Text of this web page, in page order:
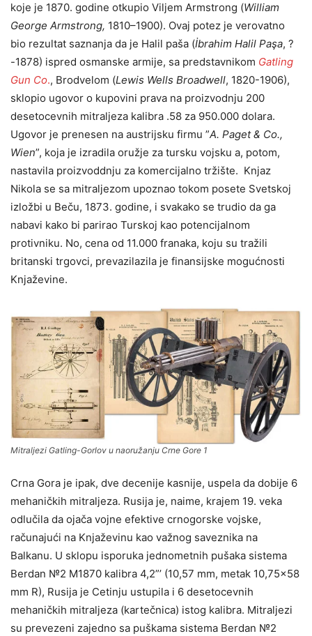
koje je 1870. godine otkupio Viljem Armstrong (William
George Armstrong, 1810–1900). Ovaj potez je verovatno
bio rezultat saznanja da je Halil paša (İbrahim Halil Paşa, ?
-1878) ispred osmanske armije, sa predstavnikom Gatling
Gun Co., Brodvelom (Lewis Wells Broadwell, 1820-1906),
sklopio ugovor o kupovini prava na proizvodnju 200
desetocevnih mitraljeza kalibra .58 za 950.000 dolara.
Ugovor je prenesen na austrijsku firmu ”A. Paget & Co.,
Wien”, koja je izradila oružje za tursku vojsku a, potom,
nastavila proizvoddnju za komercijalno tržište. Knjaz
Nikola se sa mitraljezom upoznao tokom posete Svetskoj
izložbi u Beču, 1873. godine, i svakako se trudio da ga
nabavi kako bi parirao Turskoj kao potencijalnom
protivniku. No, cena od 11.000 franaka, koju su tražili
britanski trgovci, prevazilazila je finansijske mogućnosti
Knjaževine.
Mitraljezi Gatling-Gorlov u naoružanju Crne Gore 1
Crna Gora je ipak, dve decenije kasnije, uspela da dobije 6
mehaničkih mitraljeza. Rusija je, naime, krajem 19. veka
odlučila da ojača vojne efektive crnogorske vojske,
računajući na Knjaževinu kao važnog saveznika na
Balkanu. U sklopu isporuka jednometnih pušaka sistema
Berdan №2 M1870 kalibra 4,2”’ (10,57 mm, metak 10,75×58
mm R), Rusija je Cetinju ustupila i 6 desetocevnih
mehaničkih mitraljeza (kartečnica) istog kalibra. Mitraljezi
su prevezeni zajedno sa puškama sistema Berdan №2